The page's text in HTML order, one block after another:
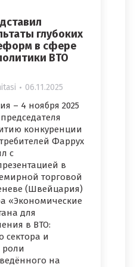
глубоких
в сфере
ВТО
06.11.2025
– 4 ноября 2025
конкуренции
Фаррух
с
в
торговой
(Швейцария)
«Экономические
для
в ВТО:
сектора и
роли
на